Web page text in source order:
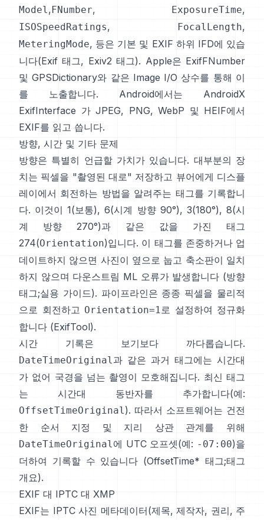
Model,FNumber, ExposureTime,
ISOSpeedRatings, FocalLength,
MeteringMode, 등은 기본 및 EXIF 하위 IFD에 있습
니다(Exif 태그, Exiv2 태그). Apple은 ExifFNumber
및GPSDictionary와 같은 Image I/O 상수를 통해 이
를 노출합니다. Android에서는 AndroidX
ExifInterface 가 JPEG, PNG, WebP 및 HEIF에서
EXIF를 읽고 씁니다.
방향, 시간 및 기타 문제
방향은 특별히 언급할 가치가 있습니다. 대부분의 장
치는 픽셀을 "촬영된 대로" 저장하고 뷰어에게 디스플
레이에서 회전하는 방법을 알려주는 태그를 기록합니
다. 이것이 1(보통), 6(시계 방향 90°), 3(180°), 8(시
계 방향 270°)과 같은 값을 가진 태그
274(Orientation)입니다. 이 태그를 존중하거나 업
데이트하지 않으면 사진이 옆으로 눕고 축소판이 일치
하지 않으며 다운스트림 ML 오류가 발생합니다 (방향
태그;실용 가이드). 파이프라인은 종종 픽셀을 물리적
으로 회전하고 Orientation=1로 설정하여 정규화
합니다 (ExifTool).
시간 기록은 보기보다 까다롭습니다.
DateTimeOriginal과 같은 과거 태그에는 시간대
가 없어 국경을 넘는 촬영이 모호해집니다. 최신 태그
는 시간대 동반자를 추가합니다(예:
OffsetTimeOriginal). 따라서 소프트웨어는 건전
한 순서 지정 및 지리 상관 관계를 위해
DateTimeOriginal에 UTC 오프셋(예: -07:00)을
더하여 기록할 수 있습니다 (OffsetTime* 태그;태그
개요).
EXIF 대 IPTC 대 XMP
EXIF는 IPTC 사진 메타데이터(제목, 제작자, 권리, 주